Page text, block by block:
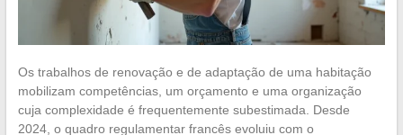
Os trabalhos de renovação e de adaptação de uma habitação
mobilizam competências, um orçamento e uma organização
cuja complexidade é frequentemente subestimada. Desde
2024, o quadro regulamentar francês evoluiu com o